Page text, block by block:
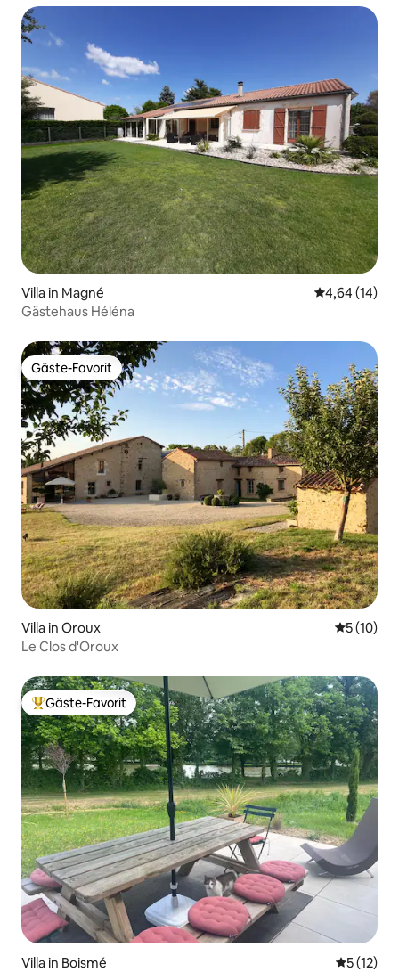
Villa in Magné
4,64 (14)
Gästehaus Héléna
Gäste-Favorit
Gäste-Favorit
Villa in Oroux
5 (10)
Le Clos d'Oroux
Beliebter Gäste-Favorit.
Gäste-Favorit
Villa in Boismé 5 (12)